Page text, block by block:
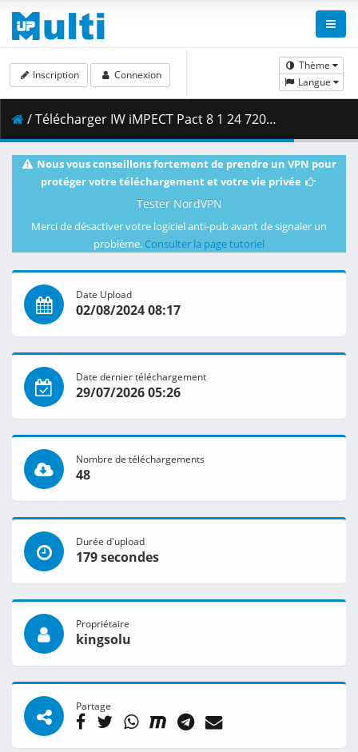
Thème
Langue
Inscription Connexion
/ Télécharger IW iMPECT Pact 8 1 24 720p HDTV.mp4 ( 1.07 GB )
Nous vous conseillons fortement de prendre un VPN pour
protéger votre téléchargement et votre vie privée
Tester NordVPN
Merci de désactiver votre logiciel anti-pub avant de signaler un
problème. Consulter la page tutoriel
Date Upload
02/08/2024 08:17
Date dernier téléchargement
29/07/2026 05:26
Nombre de téléchargements
48
Durée d'upload
179 secondes
Propriétaire
kingsolu
Partage